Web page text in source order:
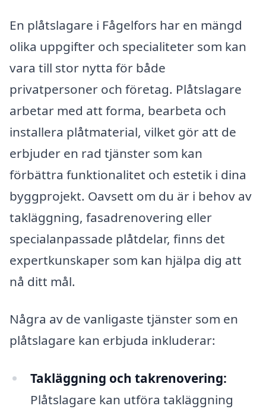
En plåtslagare i Fågelfors har en mängd
olika uppgifter och specialiteter som kan
vara till stor nytta för både
privatpersoner och företag. Plåtslagare
arbetar med att forma, bearbeta och
installera plåtmaterial, vilket gör att de
erbjuder en rad tjänster som kan
förbättra funktionalitet och estetik i dina
byggprojekt. Oavsett om du är i behov av
takläggning, fasadrenovering eller
specialanpassade plåtdelar, finns det
expertkunskaper som kan hjälpa dig att
nå ditt mål.
Några av de vanligaste tjänster som en
plåtslagare kan erbjuda inkluderar:
Takläggning och takrenovering:
Plåtslagare kan utföra takläggning